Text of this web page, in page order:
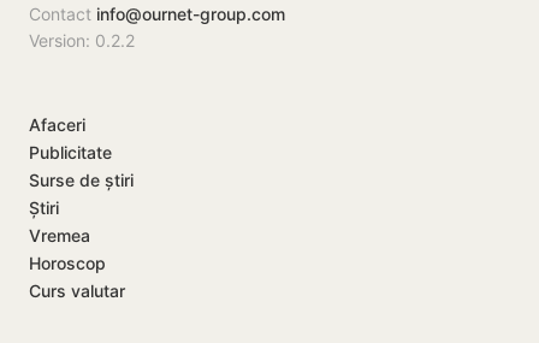
Contact info@ournet-group.com
Version: 0.2.2
Afaceri
Publicitate
Surse de știri
Știri
Vremea
Horoscop
Curs valutar